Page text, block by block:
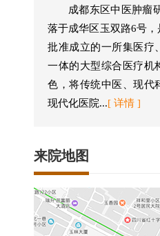
成都东区中医肿瘤
落于成华区玉双路6号
批准成立的一所集医疗
一体的大型综合医疗机
色，将传统中医、现代
现代化医院...[ 详情 ]
来院地图